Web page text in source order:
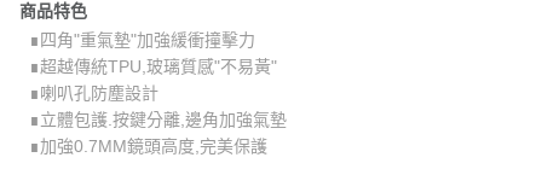
商品特色
∎四角"重氣墊"加強緩衝撞擊力
∎超越傳統TPU,玻璃質感"不易黃"
∎喇叭孔防塵設計
∎立體包護.按鍵分離,邊角加強氣墊
∎加強0.7MM鏡頭高度,完美保護